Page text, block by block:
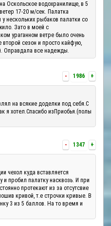
Оскольское водохранилище, в 5
17-20 м/сек. Палатка
нескольких рыбаков палатки со
Зато в моей с
ураганном ветре было очень
сезон и просто кайфую,
Оправдала все надежды.
- 1986 +
на всякие доделки под себя.С
я хотел.Спасибо изПриобья.(полы
- 1347 +
чехол куда вставляется
пробил палатку насквозь. И при
протекают из за отсутсвие
кривой, т.е строчки кривые. В
3 из 5 баллов. На то время и